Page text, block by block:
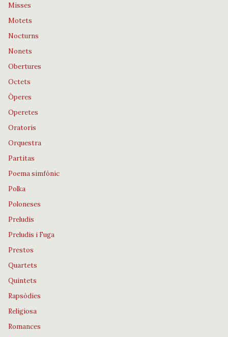
Misses
Motets
Nocturns
Nonets
Obertures
Octets
Òperes
Operetes
Oratoris
Orquestra
Partitas
Poema simfònic
Polka
Poloneses
Preludis
Preludis i Fuga
Prestos
Quartets
Quintets
Rapsòdies
Religiosa
Romances